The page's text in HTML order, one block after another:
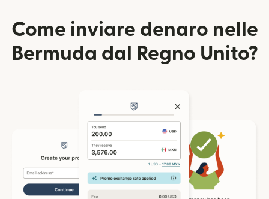
Come inviare denaro nelle
Bermuda dal Regno Unito?